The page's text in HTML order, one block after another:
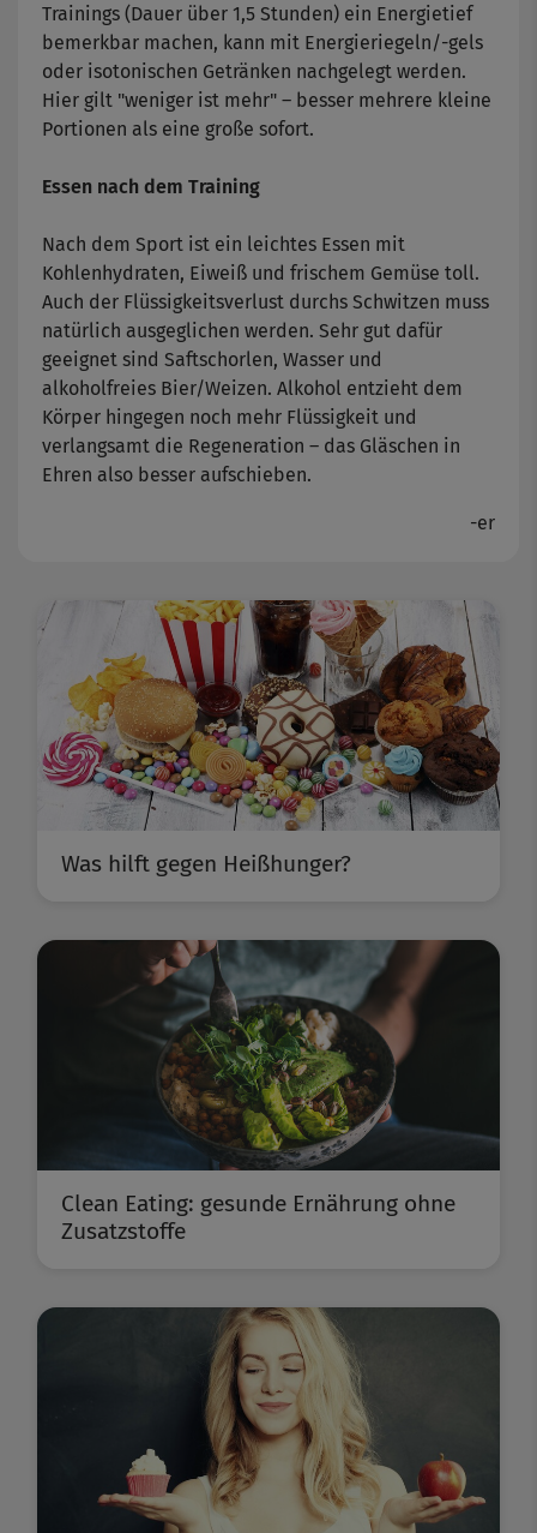
Trainings (Dauer über 1,5 Stunden) ein Energietief
bemerkbar machen, kann mit Energieriegeln/-gels
oder isotonischen Getränken nachgelegt werden.
Hier gilt "weniger ist mehr" – besser mehrere kleine
Portionen als eine große sofort.
Essen nach dem Training
Nach dem Sport ist ein leichtes Essen mit
Kohlenhydraten, Eiweiß und frischem Gemüse toll.
Auch der Flüssigkeitsverlust durchs Schwitzen muss
natürlich ausgeglichen werden. Sehr gut dafür
geeignet sind Saftschorlen, Wasser und
alkoholfreies Bier/Weizen. Alkohol entzieht dem
Körper hingegen noch mehr Flüssigkeit und
verlangsamt die Regeneration – das Gläschen in
Ehren also besser aufschieben.
-er
Was hilft gegen Heißhunger?
Clean Eating: gesunde Ernährung ohne
Zusatzstoffe